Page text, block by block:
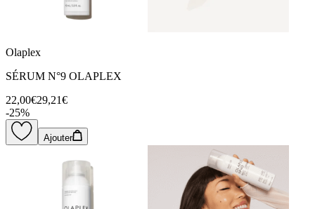
Olaplex
SÉRUM N°9 OLAPLEX
22,00€29,21€
-25%
Ajouter